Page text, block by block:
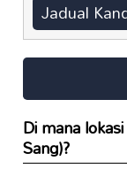
Jadual
Di mana lokasi
Sang)?